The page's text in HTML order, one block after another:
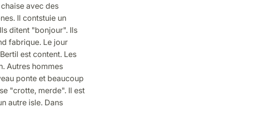
avec des
Il contstuie un
ditent "bonjour". Ils
fabrique. Le jour
est content. Les
Autres hommes
ponte et beaucoup
"crotte, merde". Il est
autre isle. Dans